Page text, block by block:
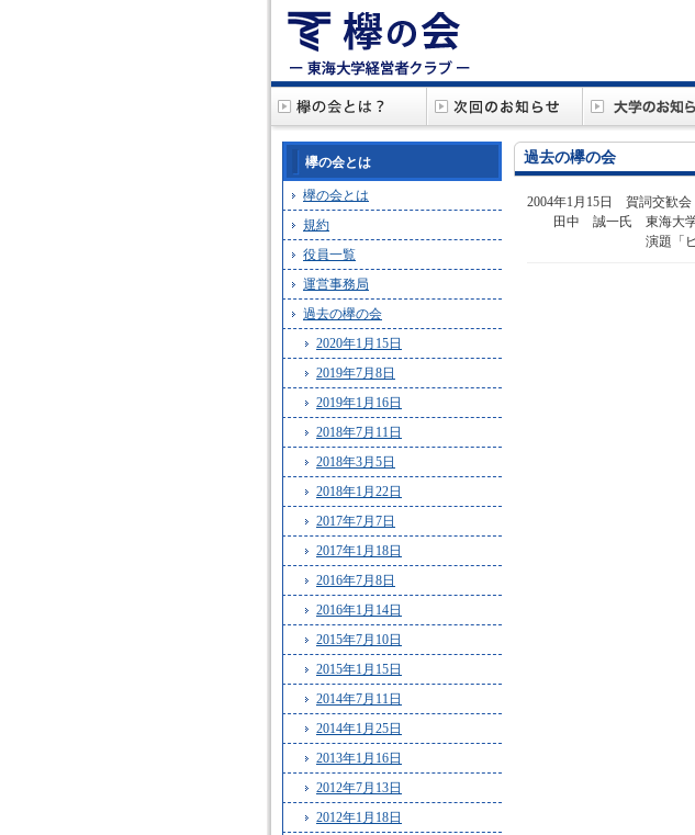
欅の会とは
欅の会とは
規約
役員一覧
運営事務局
過去の欅の会
2020年1月15日
2019年7月8日
2019年1月16日
2018年7月11日
2018年3月5日
2018年1月22日
2017年7月7日
2017年1月18日
2016年7月8日
2016年1月14日
2015年7月10日
2015年1月15日
2014年7月11日
2014年1月25日
2013年1月16日
2012年7月13日
2012年1月18日
過去の欅の会
2004年1月15日 賀詞交歓会
田中 誠一氏 東海大学
演題「ビジネス